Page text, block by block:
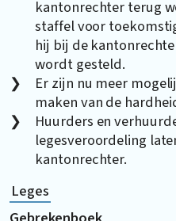
kantonrechter terug
staffel voor
hij bij de
wordt gesteld.
Er zijn nu meer
maken van de
Huurders en
legesveroordeling
kantonrechter.
Leges